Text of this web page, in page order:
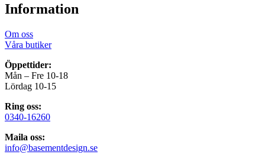
Information
Om oss
Våra butiker
Öppettider:
Mån – Fre 10-18
Lördag 10-15
Ring oss:
0340-16260
Maila oss:
info@basementdesign.se